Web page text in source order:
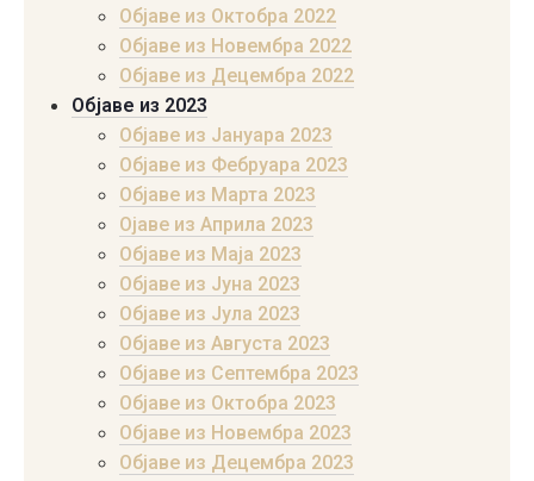
Објаве из Октобра 2022
Објаве из Новембра 2022
Објаве из Децембра 2022
Објаве из 2023
Објаве из Јануара 2023
Објаве из Фебруара 2023
Објаве из Марта 2023
Ојаве из Априла 2023
Објаве из Маја 2023
Објаве из Јуна 2023
Објаве из Јула 2023
Објаве из Августа 2023
Објаве из Септембра 2023
Објаве из Октобра 2023
Објаве из Новембра 2023
Објаве из Децембра 2023